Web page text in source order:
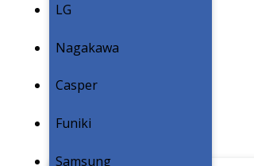
LG
Nagakawa
Casper
Funiki
Samsung